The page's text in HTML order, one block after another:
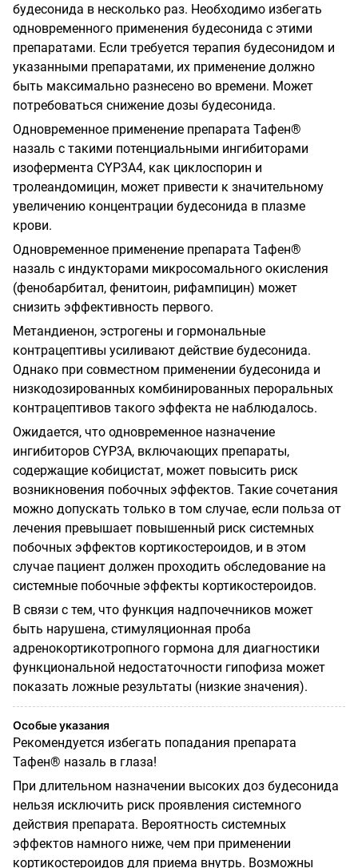
будесонида в несколько раз. Необходимо избегать
одновременного применения будесонида с этими
препаратами. Если требуется терапия будесонидом и
указанными препаратами, их применение должно
быть максимально разнесено во времени. Может
потребоваться снижение дозы будесонида.
Одновременное применение препарата Тафен®
назаль с такими потенциальными ингибиторами
изофермента CYP3A4, как циклоспорин и
тролеандомицин, может привести к значительному
увеличению концентрации будесонида в плазме
крови.
Одновременное применение препарата Тафен®
назаль с индукторами микросомального окисления
(фенобарбитал, фенитоин, рифампицин) может
снизить эффективность первого.
Метандиенон, эстрогены и гормональные
контрацептивы усиливают действие будесонида.
Однако при совместном применении будесонида и
низкодозированных комбинированных пероральных
контрацептивов такого эффекта не наблюдалось.
Ожидается, что одновременное назначение
ингибиторов CYP3A, включающих препараты,
содержащие кобицистат, может повысить риск
возникновения побочных эффектов. Такие сочетания
можно допускать только в том случае, если польза от
лечения превышает повышенный риск системных
побочных эффектов кортикостероидов, и в этом
случае пациент должен проходить обследование на
системные побочные эффекты кортикостероидов.
В связи с тем, что функция надпочечников может
быть нарушена, стимуляционная проба
адренокортикотропного гормона для диагностики
функциональной недостаточности гипофиза может
показать ложные результаты (низкие значения).
Особые указания
Рекомендуется избегать попадания препарата
Тафен® назаль в глаза!
При длительном назначении высоких доз будесонида
нельзя исключить риск проявления системного
действия препарата. Вероятность системных
эффектов намного ниже, чем при применении
кортикостероидов для приема внутрь. Возможны